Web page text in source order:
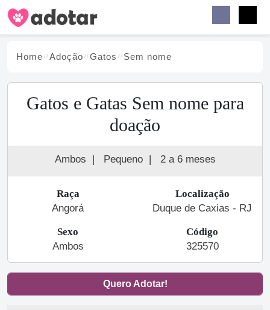
Home Adoção Gatos Sem nome
Gatos e Gatas Sem nome para
doação
Ambos | Pequeno | 2 a 6 meses
Raça
Angorá
Localização
Duque de Caxias - RJ
Sexo
Ambos
Código
325570
Quero Adotar!